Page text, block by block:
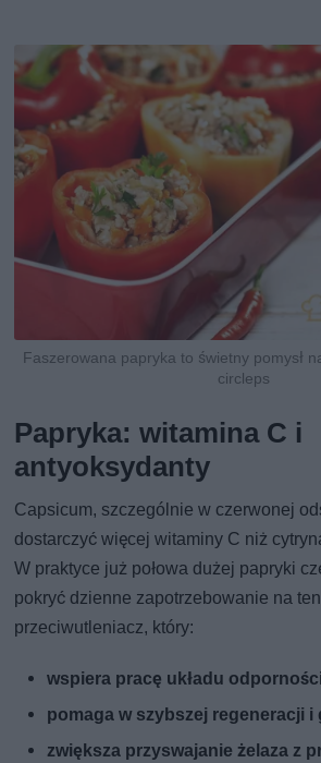
Faszerowana papryka to świetny pomysł
circleps
Papryka: witamina C i
antyoksydanty
Capsicum, szczególnie w czerwonej
dostarczyć więcej witaminy C niż
W praktyce już połowa dużej papryki
pokryć dzienne zapotrzebowanie na
przeciwutleniacz, który:
wspiera pracę układu
pomaga w szybszej regeneracji i
zwiększa przyswajanie żelaza z